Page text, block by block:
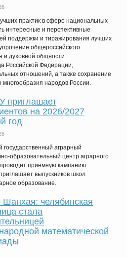
практик в сфере национальных
интересные и перспективные
поддержки и тиражирования лучших
общероссийского
и духовной общности
Российской Федерации,
отношений, а также сохранение
многообразия народов России.
приглашает
на 2026/2027
год
аграрный
образовательный центр аграрного
приёмную кампанию
выпускников школ
образование.
Шанхая: челябинская
стала
математической